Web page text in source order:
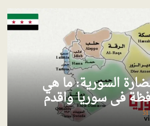
السورية: ما هي
في سوريا واقدم
51